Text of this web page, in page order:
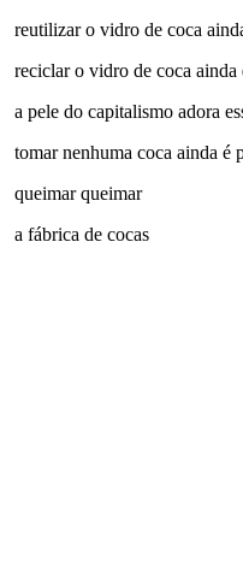
reutilizar o vidro de coca
reciclar o vidro de coca ainda
a pele do capitalismo adora
tomar nenhuma coca ainda é
queimar queimar
a fábrica de cocas